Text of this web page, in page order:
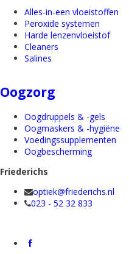
Alles-in-een vloeistoffen
Peroxide systemen
Harde lenzenvloeistof
Cleaners
Salines
Oogzorg
Oogdruppels & -gels
Oogmaskers & -hygiëne
Voedingssupplementen
Oogbescherming
Friederichs
optiek@friederichs.nl
023 - 52 32 833